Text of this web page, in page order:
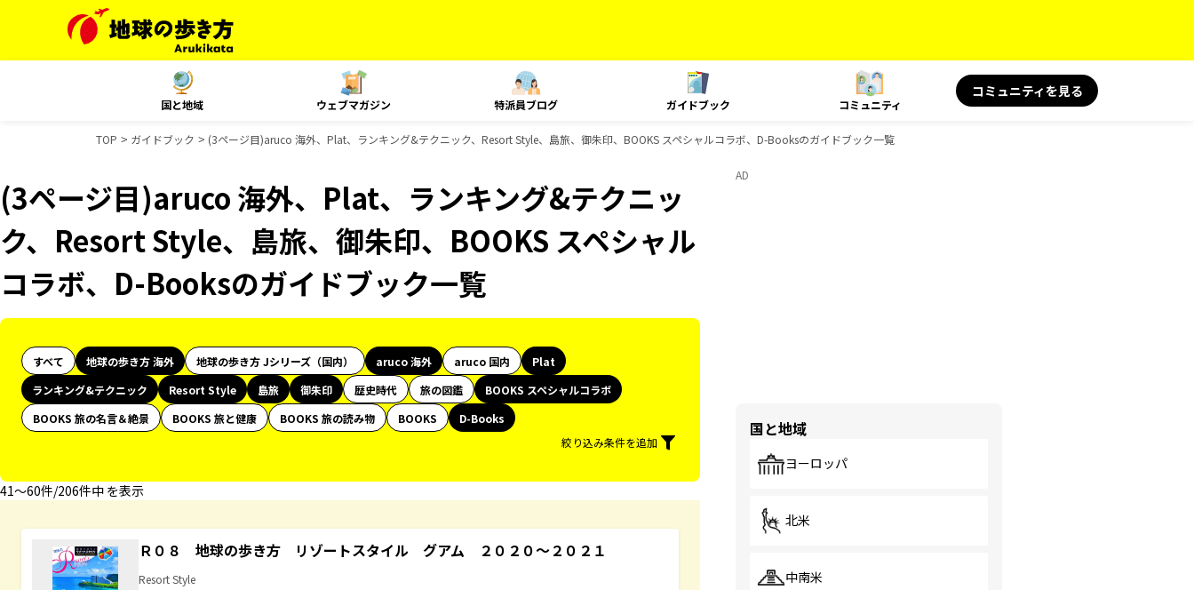
国と地域 ウェブマガジン 特派員ブログ ガイドブック コミュニティ
コミュニティを見る
TOP ガイドブック (3ページ目)aruco 海外、Plat、ランキング&テクニック、Resort Style、島旅、御朱印、BOOKS スペシャルコラボ、D-Booksのガイドブック一覧
(3ページ目)aruco 海外、Plat、ランキング&テクニッ
ク、Resort Style、島旅、御朱印、BOOKS スペシャル
コラボ、D-Booksのガイドブック一覧
すべて 地球の歩き方 海外 地球の歩き方 Jシリーズ（国内） aruco 海外 aruco 国内
Plat
ランキング&テクニック
Resort Style 島旅 御朱印 歴史時代 旅の図鑑
BOOKS スペシャルコラボ
BOOKS 旅の名言＆絶景
BOOKS 旅と健康 BOOKS 旅の読み物 BOOKS
D-Books
絞り込み条件を追加
41〜60件/206件中 を表示
Ｒ０８ 地球の歩き方 リゾートスタイル グアム ２０２０～２０２１
Resort Style
AD
国と地域
ヨーロッパ
北米
中南米